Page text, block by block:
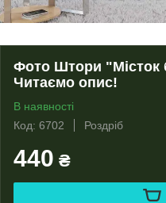
Фото Штори "Місток
Читаємо опис!
В наявності
Код: 6702
Роздріб
440 ₴